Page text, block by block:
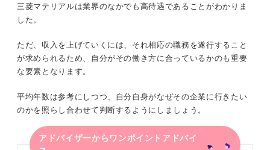
三菱マテリアルは業界のなかでも高待遇であることがわかりま
した。
ただ、収入を上げていくには、それ相応の職務を遂行すること
が求められるため、自分がその働き方に合っているかのも重要
な要素となります。
平均年数は参考にしつつ、自分自身がなぜその企業に行きたい
のかを照らし合わせて判断するようにしましょう。
アドバイザーからワンポイントアドバイ